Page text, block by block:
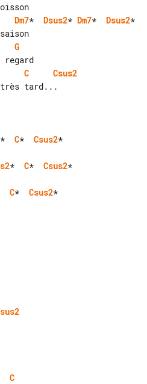
Dm7* Dsus2* Dm7* Dsus2*
G
C
Csus2
tard...
* C* Csus2*
* C* Csus2*
C* Csus2*
C